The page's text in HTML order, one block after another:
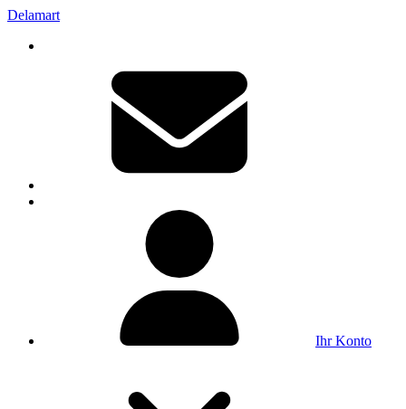
Delamart
Ihr Konto